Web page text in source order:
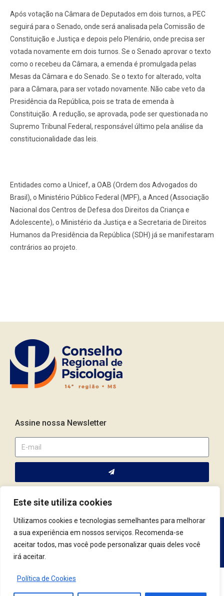
Este site utiliza cookies
Utilizamos cookies e tecnologias semelhantes para melhorar
a sua experiência em nossos serviços. Recomenda-se
aceitar todos, mas você pode personalizar quais deles você
irá aceitar.
Política de Cookies
Após votação na Câmara de Deputados em dois turnos, a PEC
seguirá para o Senado, onde será analisada pela Comissão de
Constituição e Justiça e depois pelo Plenário, onde precisa ser
votada novamente em dois turnos. Se o Senado aprovar o texto
como o recebeu da Câmara, a emenda é promulgada pelas
Mesas da Câmara e do Senado. Se o texto for alterado, volta
para a Câmara, para ser votado novamente. Não cabe veto da
Presidência da República, pois se trata de emenda à
Constituição. A redução, se aprovada, pode ser questionada no
Supremo Tribunal Federal, responsável último pela análise da
constitucionalidade das leis.
Entidades como a Unicef, a OAB (Ordem dos Advogados do
Brasil), o Ministério Público Federal (MPF), a Anced (Associação
Nacional dos Centros de Defesa dos Direitos da Criança e
Adolescente), o Ministério da Justiça e a Secretaria de Direitos
Humanos da Presidência da República (SDH) já se manifestaram
contrários ao projeto.
Assine nossa Newsletter
Av. Fernando Corrêa da Costa, 2044 | Cep.: 79.004-311 | Campo
Grande / MS | (67) 3382.4801 | (67) 9123.7759